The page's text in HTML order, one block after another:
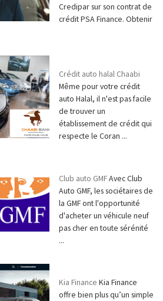
Credipar sur son contrat de
crédit PSA Finance. Obtenir
Crédit auto halal Chaabi
Même pour votre crédit
auto Halal, il n'est pas facile
de trouver un
établissement de crédit qui
respecte le Coran ...
Club auto GMFAvec Club
Auto GMF, les sociétaires de
la GMF ont l'opportunité
d'acheter un véhicule neuf
pas cher en toute sérénité
...
Kia Finance Kia Finance
offre bien plus qu’un simple